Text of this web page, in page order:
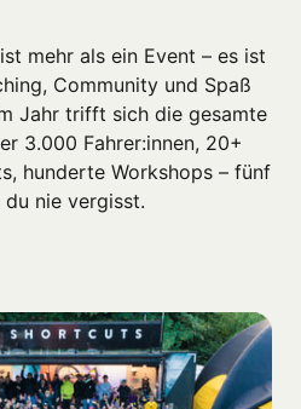
mehr als ein Event – es ist
Community und Spaß
Jahr trifft sich die gesamte
3.000 Fahrer:innen, 20+
hunderte Workshops – fünf
du nie vergisst.